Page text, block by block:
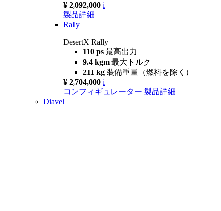
¥ 2,092,000 i
製品詳細
Rally
DesertX Rally
110 ps 最高出力
9.4 kgm 最大トルク
211 kg 装備重量（燃料を除く）
¥ 2,704,000 i
コンフィギュレーター 製品詳細
Diavel